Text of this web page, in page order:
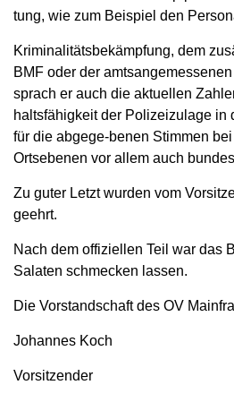
tung, wie zum Beispiel den
Kriminalitätsbekämpfung, dem
BMF oder der
sprach er auch die aktuellen
haltsfähigkeit der Polizeizulage
für die abgege-benen Stimmen
Ortsebenen vor allem auch
Zu guter Letzt wurden vom
geehrt.
Nach dem offiziellen Teil war das
Salaten schmecken lassen.
Die Vorstandschaft des OV
Johannes Koch
Vorsitzender